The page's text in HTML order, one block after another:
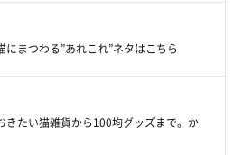
まつわる”あれこれ”ネタはこちら
きたい猫雑貨から100均グッズまで。か